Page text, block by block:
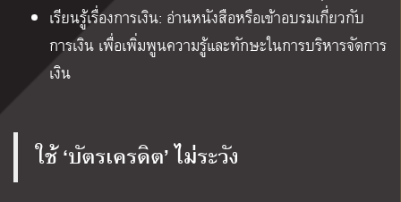
เรียนรู้เรื่องการเงิน: อ่านหนังสือหรือเข้าอบรมเกี่ยวกับ
การเงิน เพื่อเพิ่มพูนความรู้และทักษะในการบริหารจัดการ
เงิน
ใช้ ‘บัตรเครดิต’ ไม่ระวัง